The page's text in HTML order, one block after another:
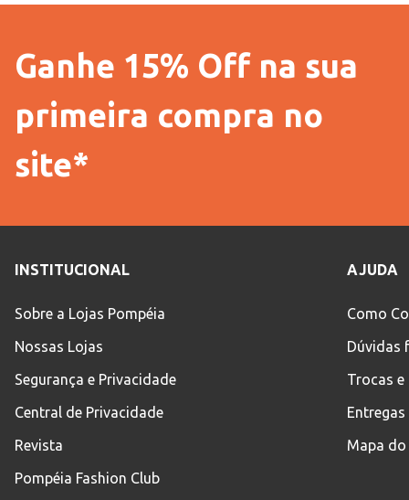
Ganhe 15% Off na sua
primeira compra no
site*
INSTITUCIONAL
Sobre a Lojas Pompéia
Nossas Lojas
Segurança e Privacidade
Central de Privacidade
Revista
Pompéia Fashion Club
AJUDA
Como
Dúvidas
Trocas e
Entregas
Mapa do